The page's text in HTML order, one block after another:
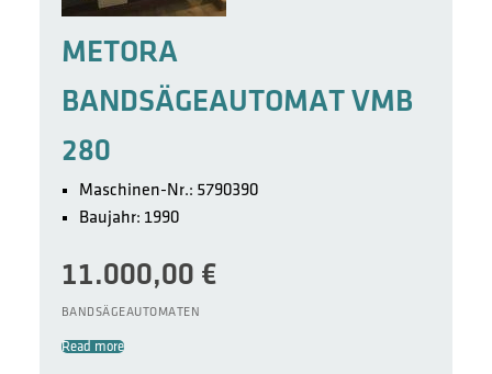
METORA
BANDSÄGEAUTOMAT VMB
280
Maschinen-Nr.: 5790390
Baujahr: 1990
11.000,00 €
BANDSÄGEAUTOMATEN
Read more